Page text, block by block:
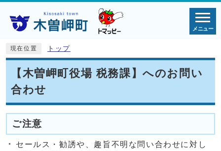
メニュー
現在位置 トップ
【木曽岬町役場 税務課】へのお問い
合わせ
ご注意
セールス・勧誘や、趣旨不明な問い合わせに対し